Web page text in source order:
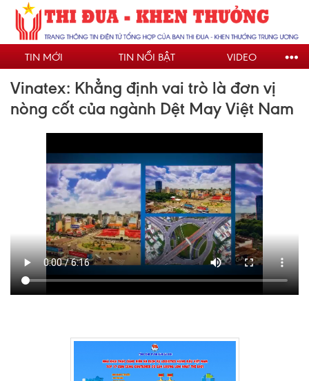
Nhảy
đến
nội
dungTIN MỚI TIN NỔI BẬT VIDEO
Vinatex: Khẳng định vai trò là đơn vị
nòng cốt của ngành Dệt May Việt Nam